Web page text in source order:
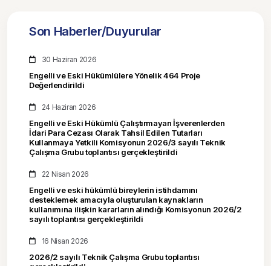
Son Haberler/Duyurular
30 Haziran 2026
Engelli ve Eski Hükümlülere Yönelik 464 Proje
Değerlendirildi
24 Haziran 2026
Engelli ve Eski Hükümlü Çalıştırmayan İşverenlerden
İdari Para Cezası Olarak Tahsil Edilen Tutarları
Kullanmaya Yetkili Komisyonun 2026/3 sayılı Teknik
Çalışma Grubu toplantısı gerçekleştirildi
22 Nisan 2026
Engelli ve eski hükümlü bireylerin istihdamını
desteklemek amacıyla oluşturulan kaynakların
kullanımına ilişkin kararların alındığı Komisyonun 2026/2
sayılı toplantısı gerçekleştirildi
16 Nisan 2026
2026/2 sayılı Teknik Çalışma Grubu toplantısı